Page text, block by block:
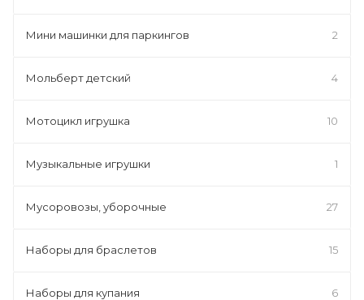
Мини машинки для паркингов 2
Мольберт детский 4
Мотоцикл игрушка 10
Музыкальные игрушки 1
Мусоровозы, уборочные 27
Наборы для браслетов 15
Наборы для купания 6